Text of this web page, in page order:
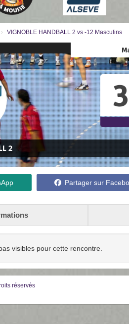
VIGNOBLE HANDBALL 2 vs -12 Masculins
2
Partager sur
visibles pour cette rencontre.
réservés